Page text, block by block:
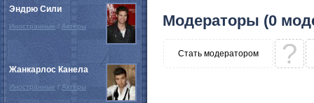
Модераторы (0
Стать модератором ?
Эндрю Сили
Иностранные / Актёры
Жанкарлос Канела
Иностранные / Актёры